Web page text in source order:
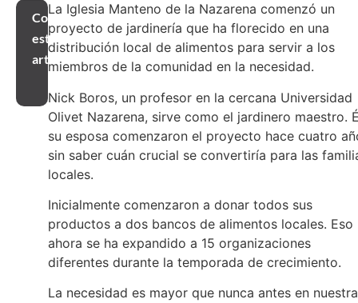
Compartir
este
artículo
La Iglesia Manteno de la Nazarena comenzó un
proyecto de jardinería que ha florecido en una
distribución local de alimentos para servir a los
miembros de la comunidad en la necesidad.
Nick Boros, un profesor en la cercana Universidad
Olivet Nazarena, sirve como el jardinero maestro.
su esposa comenzaron el proyecto hace cuatro
sin saber cuán crucial se convertiría para las
locales.
Inicialmente comenzaron a donar todos sus
productos a dos bancos de alimentos locales. Eso
ahora se ha expandido a 15 organizaciones
diferentes durante la temporada de crecimiento.
La necesidad es mayor que nunca antes en nuestra